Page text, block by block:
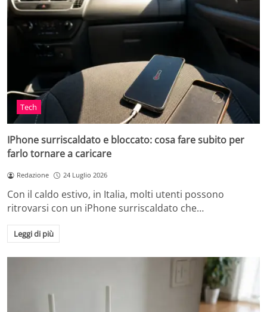
Tech
IPhone surriscaldato e bloccato: cosa fare subito per
farlo tornare a caricare
Redazione 24 Luglio 2026
Con il caldo estivo, in Italia, molti utenti possono
ritrovarsi con un iPhone surriscaldato che…
Leggi di più